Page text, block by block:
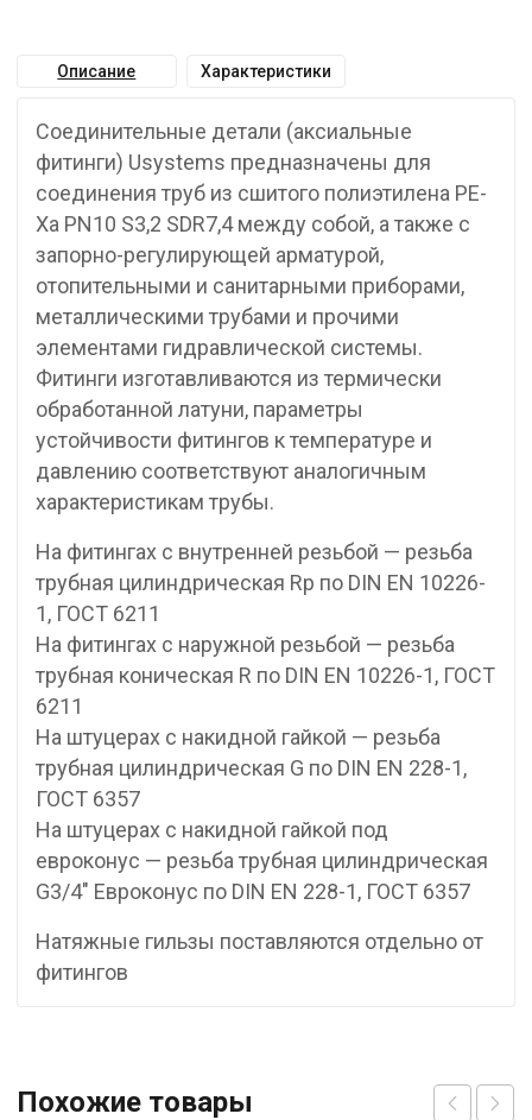
Описание Характеристики
Соединительные детали (аксиальные
фитинги) Usystems предназначены для
соединения труб из сшитого полиэтилена PE-
Xa PN10 S3,2 SDR7,4 между собой, а также с
запорно-регулирующей арматурой,
отопительными и санитарными приборами,
металлическими трубами и прочими
элементами гидравлической системы.
Фитинги изготавливаются из термически
обработанной латуни, параметры
устойчивости фитингов к температуре и
давлению соответствуют аналогичным
характеристикам трубы.
На фитингах с внутренней резьбой — резьба
трубная цилиндрическая Rp по DIN EN 10226-
1, ГОСТ 6211
На фитингах с наружной резьбой — резьба
трубная коническая R по DIN EN 10226-1, ГОСТ
6211
На штуцерах с накидной гайкой — резьба
трубная цилиндрическая G по DIN EN 228-1,
ГОСТ 6357
На штуцерах с накидной гайкой под
евроконус — резьба трубная цилиндрическая
G3/4″ Евроконус по DIN EN 228-1, ГОСТ 6357
Натяжные гильзы поставляются отдельно от
фитингов
Похожие товары